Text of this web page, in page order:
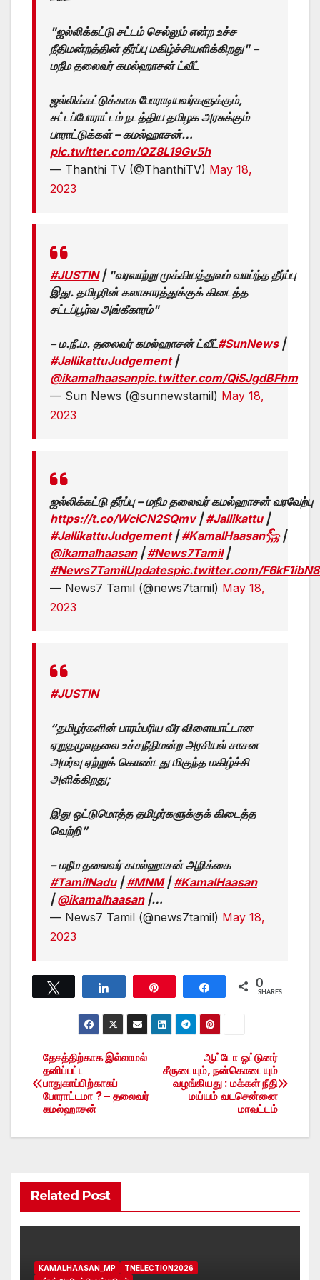
"ஜல்லிக்கட்டு சட்டம் செல்லும் என்ற உச்ச
நீதிமன்றத்தின் தீர்ப்பு மகிழ்ச்சியளிக்கிறது" –
மநீம தலைவர் கமல்ஹாசன் ட்வீட்
ஜல்லிக்கட்டுக்காக போராடியவர்களுக்கும்,
சட்டப்போராட்டம் நடத்திய தமிழக அரசுக்கும்
பாராட்டுக்கள் – கமல்ஹாசன்…
pic.twitter.com/QZ8L19Gv5h
— Thanthi TV (@ThanthiTV) May 18,
2023
#JUSTIN| "வரலாற்று முக்கியத்துவம் வாய்ந்த தீர்ப்பு
இது. தமிழரின் கலாசாரத்துக்குக் கிடைத்த
சட்டப்பூர்வ அங்கீகாரம்"
– ம.நீ.ம. தலைவர் கமல்ஹாசன் ட்வீட்#SunNews|
#JallikattuJudgement|
@ikamalhaasanpic.twitter.com/QiSJgdBFhm
— Sun News (@sunnewstamil) May 18,
2023
ஜல்லிக்கட்டு தீர்ப்பு – மநீம தலைவர் கமல்ஹாசன் வரவேற்பு
https://t.co/WciCN2SQmv|#Jallikattu|
#JallikattuJudgement|#KamalHaasan𓃵|
@ikamalhaasan|#News7Tamil|
#News7TamilUpdatespic.twitter.com/
— News7 Tamil (@news7tamil) May 18,
2023
#JUSTIN
“தமிழர்களின் பாரம்பரிய வீர விளையாட்டான
ஏறுதழுவுதலை உச்சநீதிமன்ற அரசியல் சாசன
அமர்வு ஏற்றுக் கொண்டது மிகுந்த மகிழ்ச்சி
அளிக்கிறது;
இது ஒட்டுமொத்த தமிழர்களுக்குக் கிடைத்த
வெற்றி”
– மநீம தலைவர் கமல்ஹாசன் அறிக்கை
#TamilNadu|#MNM|#KamalHaasan
|@ikamalhaasan|…
— News7 Tamil (@news7tamil) May 18,
2023
Share 0
SHARES
Post
navigation
ஆட்டோ ஓட்டுனர்
சீருடையும், நன்கொடையும்
வழங்கியது : மக்கள் நீதி
மய்யம் வடசென்னை
மாவட்டம்
தேசத்திற்காக இல்லாமல்
தனிப்பட்ட
பாதுகாப்பிற்காகப்
போராட்டமா ? – தலைவர்
கமல்ஹாசன்
Related Post
KAMALHAASAN_MP
TNELECTION2026